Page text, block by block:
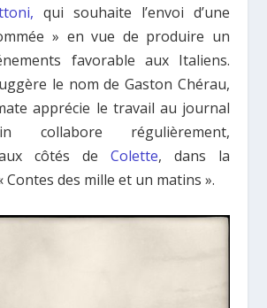
qui souhaite l’envoi d’une
» en vue de produire un
favorable aux Italiens.
le nom de Gaston Chérau,
apprécie le travail au journal
collabore régulièrement,
côtés de Colette, dans la
Contes des mille et un matins ».